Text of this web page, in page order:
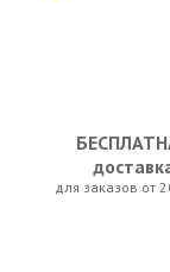
для заказов от